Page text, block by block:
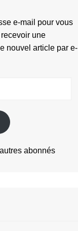
e-mail pour vous
une
nouvel article par e-
abonnés